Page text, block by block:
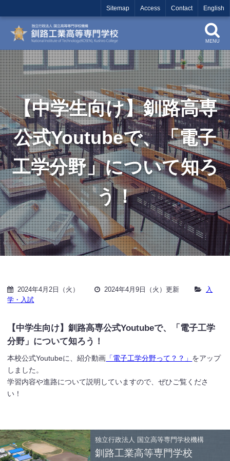
Sitemap Access Contact English
MENU
【中学生向け】釧路高専
公式Youtubeで、「電子
工学分野」について知ろ
う！
2024年4月2日（火） 2024年4月9日（火）更新
入
学・入試
【中学生向け】釧路高専公式Youtubeで、「電子工学
分野」について知ろう！
本校公式Youtubeに、紹介動画 「電子工学分野って？？」 をアップ
しました。
学習内容や進路について説明していますので、ぜひご覧くださ
い！
独立行政法人 国立高等専門学校機構
釧路工業高等専門学校